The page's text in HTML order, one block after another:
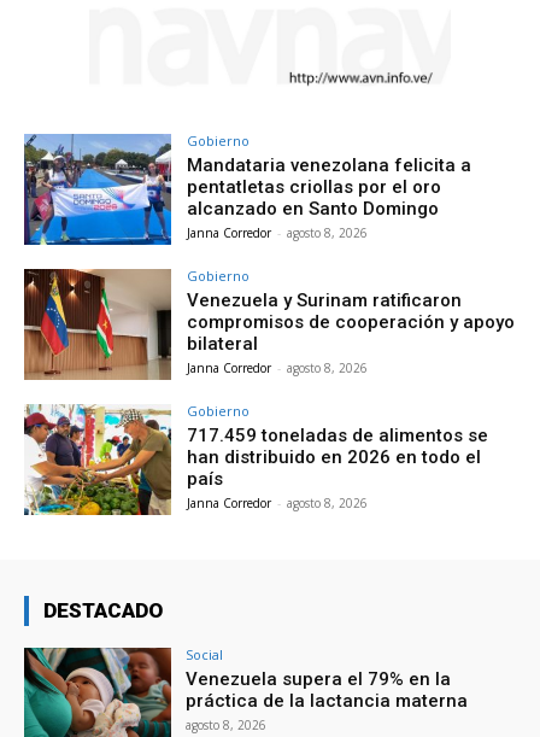
Gobierno
Mandataria venezolana felicita a
pentatletas criollas por el oro
alcanzado en Santo Domingo
Janna Corredor - agosto 8, 2026
Gobierno
Venezuela y Surinam ratificaron
compromisos de cooperación y apoyo
bilateral
Janna Corredor - agosto 8, 2026
Gobierno
717.459 toneladas de alimentos se
han distribuido en 2026 en todo el
país
Janna Corredor - agosto 8, 2026
DESTACADO
Social
Venezuela supera el 79% en la
práctica de la lactancia materna
agosto 8, 2026